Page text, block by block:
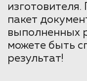
пакет
выполненных
можете быть
результат!